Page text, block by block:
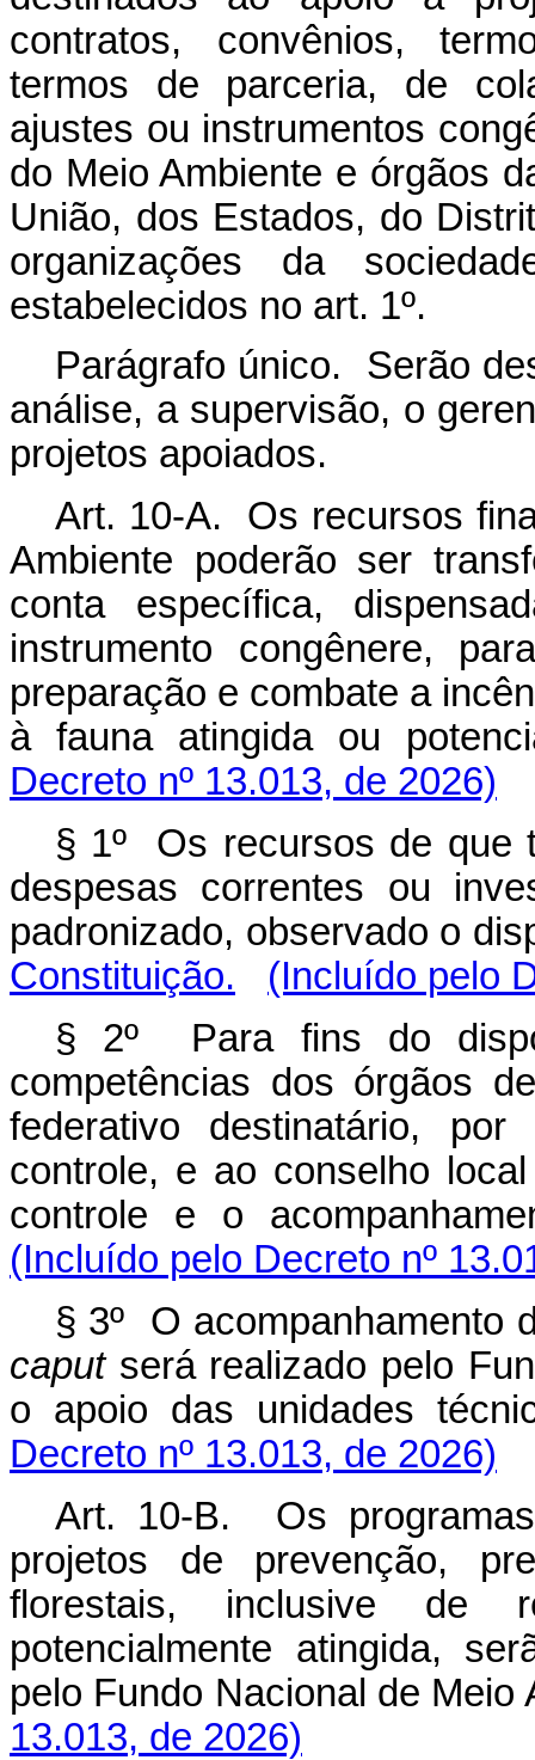
contratos, convênios,
termos de parceria, de
ajustes ou instrumentos
do Meio Ambiente e órgãos
União, dos Estados, do
organizações da
estabelecidos no art. 1º.
Parágrafo único. Serão
análise, a supervisão, o
projetos apoiados.
Art. 10-A. Os recursos
Ambiente poderão ser
conta específica,
instrumento congênere,
preparação e combate a
à fauna atingida ou
Decreto nº 13.013, de 2026)
§ 1º Os recursos de que
despesas correntes ou
padronizado, observado o
Constituição.
(Incluído pelo
§ 2º Para fins do
competências dos órgãos
federativo destinatário,
controle, e ao conselho
controle e o
(Incluído pelo Decreto nº
§ 3º O acompanhamento
caputserá realizado pelo
o apoio das unidades
Decreto nº 13.013, de 2026)
Art. 10-B. Os
projetos de prevenção,
florestais, inclusive de
potencialmente atingida,
pelo Fundo Nacional de
13.013, de 2026)